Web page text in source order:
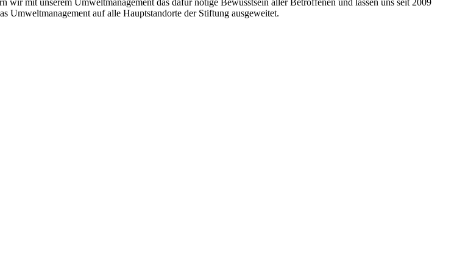
Umwelt­management auf alle Haupt­standorte der Stiftung ausgeweitet.